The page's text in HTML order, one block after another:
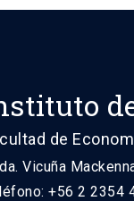
de
Vicuña
+56 2 2354